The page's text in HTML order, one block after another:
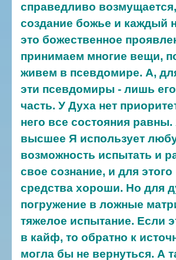
справедливо
создание божье и каждый
это божественное
принимаем многие вещи,
живем в псевдомире. А,
эти псевдомиры - лишь
часть. У Духа нет
него все состояния
высшее Я использует
возможность испытать и
свое сознание, и для этого
средства хороши. Но для
погружение в ложные
тяжелое испытание. Если
в кайф, то обратно к
могла бы не вернуться. А